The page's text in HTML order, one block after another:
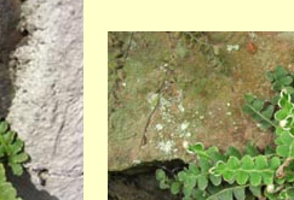
Bild